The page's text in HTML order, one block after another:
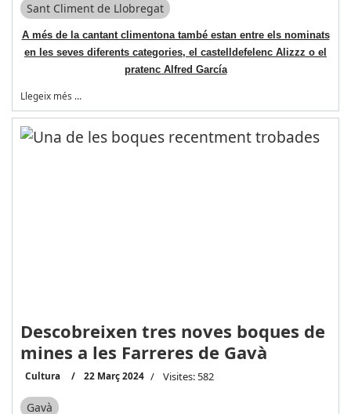
Sant Climent de Llobregat
A més de la cantant climentona també estan entre els nominats
en les seves diferents categories, el castelldefelenc Alizzz o el
pratenc Alfred García
Llegeix més …
Descobreixen tres noves boques de
mines a les Farreres de Gavà
Cultura 22 Març 2024 Visites: 582
Gavà